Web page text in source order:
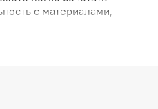
с материалами,
создаваемую вами в
Graceful, RP-
собой